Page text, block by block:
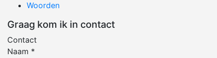
Woorden
Graag kom ik in contact
Contact
Naam *